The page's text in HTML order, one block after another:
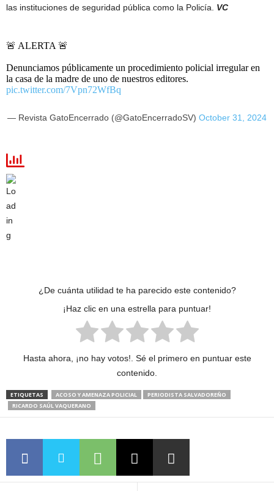
las instituciones de seguridad pública como la Policía. VC
🚨 ALERTA 🚨
Denunciamos públicamente un procedimiento policial irregular en
la casa de la madre de uno de nuestros editores.
pic.twitter.com/7Vpn72WfBq
— Revista GatoEncerrado (@GatoEncerradoSV) October 31, 2024
¿De cuánta utilidad te ha parecido este contenido?
¡Haz clic en una estrella para puntuar!
Hasta ahora, ¡no hay votos!. Sé el primero en puntuar este
contenido.
ETIQUETAS ACOSO Y AMENAZA POLICIAL
PERIODISTA SALVADOREÑO
RICARDO SAÚL VAQUERANO